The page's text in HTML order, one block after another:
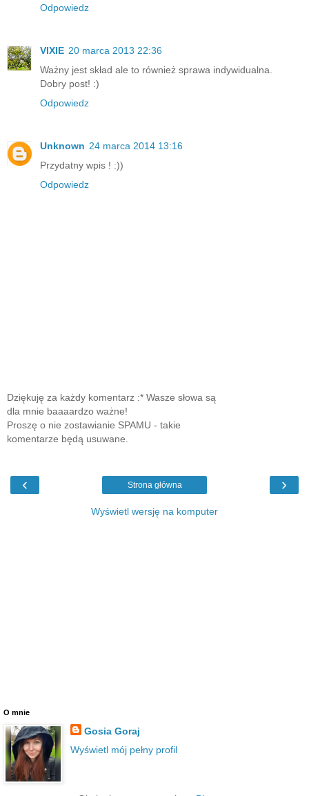
Odpowiedz
VIXIE 20 marca 2013 22:36
Ważny jest skład ale to również sprawa indywidualna.
Dobry post! :)
Odpowiedz
Unknown 24 marca 2014 13:16
Przydatny wpis ! :))
Odpowiedz
Dziękuję za każdy komentarz :* Wasze słowa są
dla mnie baaaardzo ważne!
Proszę o nie zostawianie SPAMU - takie
komentarze będą usuwane.
‹ ›
Strona główna
Wyświetl wersję na komputer
O mnie
Gosia Goraj
Wyświetl mój pełny profil